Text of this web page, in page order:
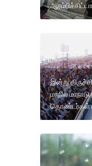
இன்று
மாநில
தொண்டர்கள்